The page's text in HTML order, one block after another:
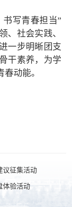
书写青春担当”
、社会实践、
一步明晰团支
干素养，为学
动能。
议征集活动
体验活动